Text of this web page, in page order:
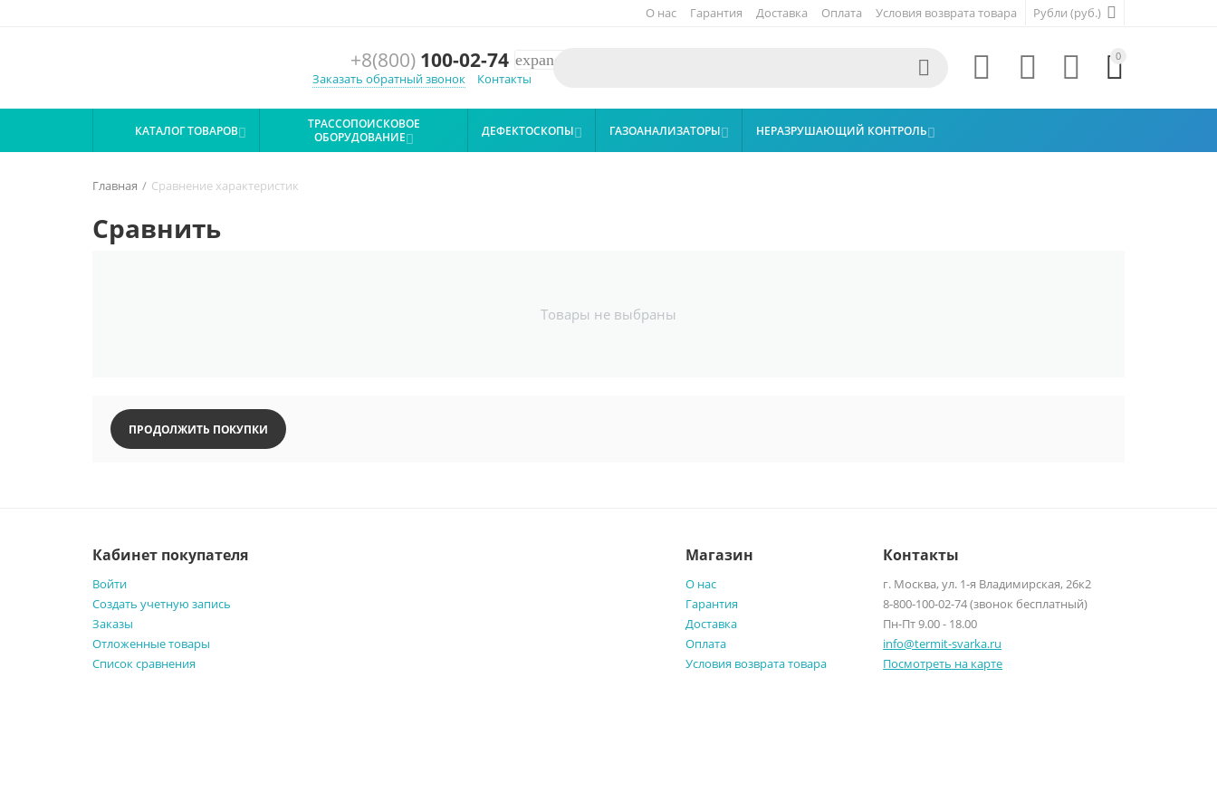
Рубли (руб.)
О нас Гарантия Доставка Оплата Условия возврата товара
+8(800) 100-02-74 expand_more
Заказать обратный звонок Контакты
0


 

КАТАЛОГ ТОВАРОВ
ТРАССОПОИСКОВОЕ
ОБОРУДОВАНИЕ
ДЕФЕКТОСКОПЫ ГАЗОАНАЛИЗАТОРЫ НЕРАЗРУШАЮЩИЙ КОНТРОЛЬ
ПРИБОРЫ
Главная / Сравнение характеристик
Сравнить
Товары не выбраны
ПРОДОЛЖИТЬ ПОКУПКИ
Кабинет покупателя
Войти
Создать учетную запись
Заказы
Отложенные товары
Список сравнения
Магазин
О нас
Гарантия
Доставка
Оплата
Условия возврата товара
Контакты
г. Москва, ул. 1-я Владимирская, 26к2
8-800-100-02-74 (звонок бесплатный)
Пн-Пт 9.00 - 18.00
info@termit-svarka.ru
Посмотреть на карте